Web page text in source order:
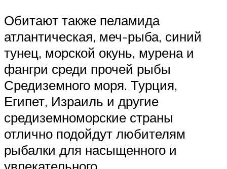
Обитают также пеламида
атлантическая, меч-рыба, синий
тунец, морской окунь, мурена и
фангри среди прочей рыбы
Средиземного моря. Турция,
Египет, Израиль и другие
средиземноморские страны
отлично подойдут любителям
рыбалки для насыщенного и